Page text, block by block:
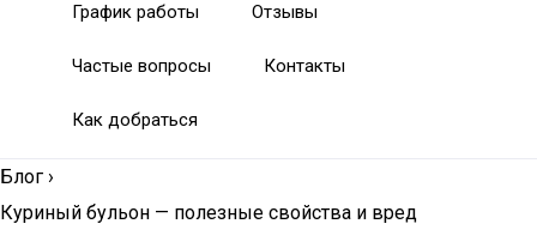
График работы Отзывы
Частые вопросы Контакты
Как добраться
Блог ›
Куриный бульон — полезные свойства и вред